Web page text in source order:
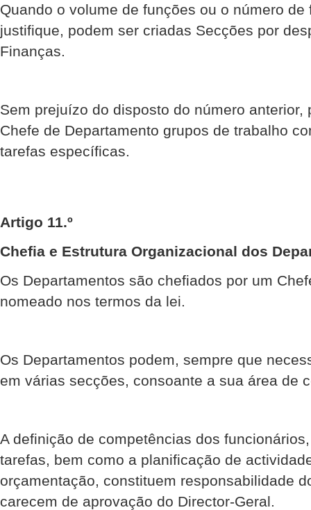
Quando o volume de funções ou o número
justifique, podem ser criadas Secções por
Finanças.
Sem prejuízo do disposto do número anterior,
Chefe de Departamento grupos de trabalho
tarefas específicas.
Artigo 11.º
Chefia e Estrutura Organizacional dos
Os Departamentos são chefiados por um
nomeado nos termos da lei.
Os Departamentos podem, sempre que
em várias secções, consoante a sua área de
A definição de competências dos
tarefas, bem como a planificação de
orçamentação, constituem responsabilidade
carecem de aprovação do Director-Geral.